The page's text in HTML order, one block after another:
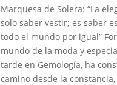
Marquesa de Solera: “La
solo saber vestir; es saber
todo el mundo por igual”
mundo de la moda y
tarde en Gemología, ha
camino desde la constancia,